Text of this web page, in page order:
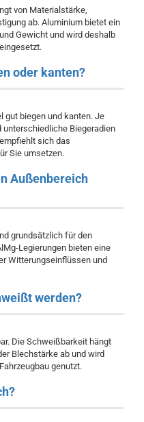
von Materialstärke,
ab. Aluminium bietet ein
Gewicht und wird deshalb
oder kanten?
gut biegen und kanten. Je
unterschiedliche Biegeradien
sich das
Sie umsetzen.
Außenbereich
grundsätzlich für den
Legierungen bieten eine
Witterungseinflüssen und
werden?
Die Schweißbarkeit hängt
Blechstärke ab und wird
genutzt.